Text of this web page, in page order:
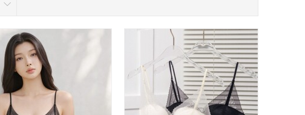
采购距离:
华中区
天津